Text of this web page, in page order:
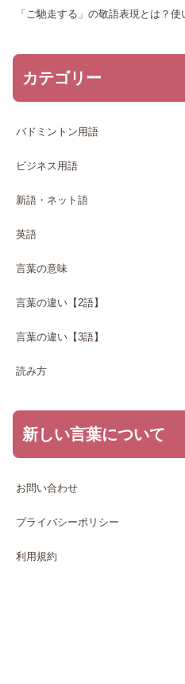
「ご馳走する」の敬語表現とは？
カテゴリー
バドミントン用語
ビジネス用語
新語・ネット語
英語
言葉の意味
言葉の違い【2語】
言葉の違い【3語】
読み方
新しい言葉について
お問い合わせ
プライバシーポリシー
利用規約